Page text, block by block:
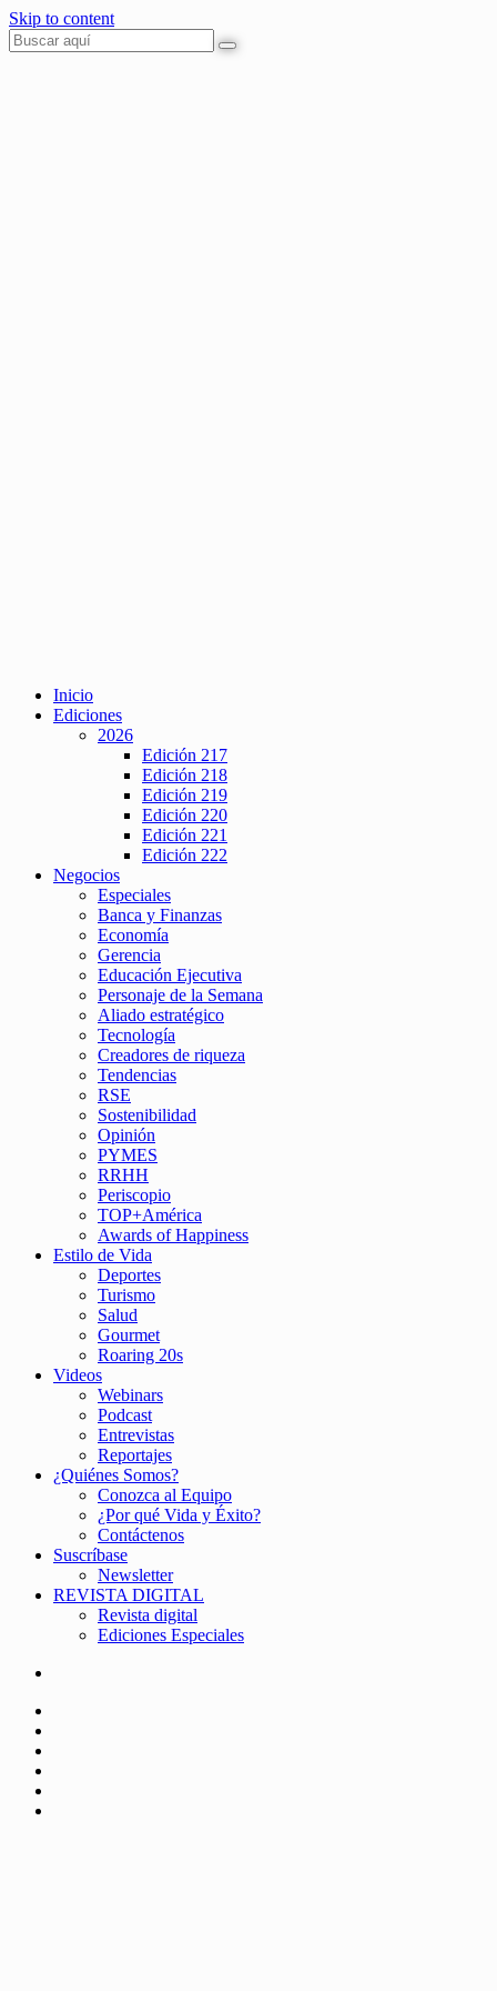
Skip to content
Inicio
Ediciones
2026
Edición 217
Edición 218
Edición 219
Edición 220
Edición 221
Edición 222
Negocios
Especiales
Banca y Finanzas
Economía
Gerencia
Educación Ejecutiva
Personaje de la Semana
Aliado estratégico
Tecnología
Creadores de riqueza
Tendencias
RSE
Sostenibilidad
Opinión
PYMES
RRHH
Periscopio
TOP+América
Awards of Happiness
Estilo de Vida
Deportes
Turismo
Salud
Gourmet
Roaring 20s
Videos
Webinars
Podcast
Entrevistas
Reportajes
¿Quiénes Somos?
Conozca al Equipo
¿Por qué Vida y Éxito?
Contáctenos
Suscríbase
Newsletter
REVISTA DIGITAL
Revista digital
Ediciones Especiales